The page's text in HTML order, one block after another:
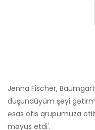
Jenna Fischer,
düşündüyüm şeyi
əsas ofis qrupumuza
məyus etdi'.